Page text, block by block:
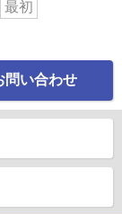
最初
問い合わせ